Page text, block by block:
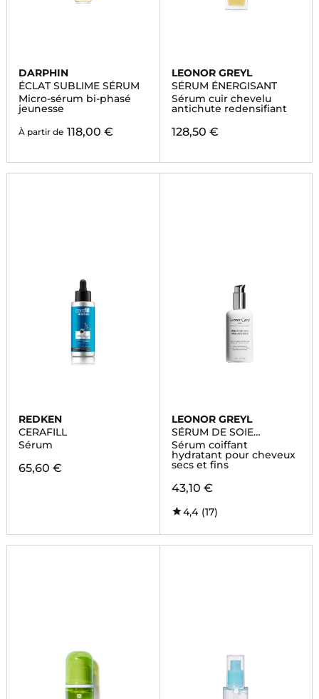
DARPHIN
ÉCLAT SUBLIME SÉRUM
Micro-sérum bi-phasé
jeunesse
À partir de 118,00 €
LEONOR GREYL
SÉRUM ÉNERGISANT
Sérum cuir chevelu
antichute redensifiant
128,50 €
REDKEN
CERAFILL
Sérum
65,60 €
LEONOR GREYL
SÉRUM DE SOIE
SUBLIMATEUR
Sérum coiffant
hydratant pour cheveux
secs et fins
43,10 €
4,4 (17)